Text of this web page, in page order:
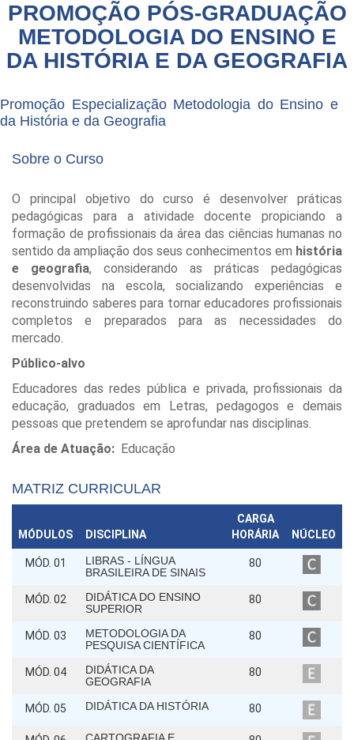
PROMOÇÃO PÓS-GRADUAÇÃO
METODOLOGIA DO ENSINO E
DA HISTÓRIA E DA GEOGRAFIA
Promoção Especialização Metodologia do Ensino e
da História e da Geografia
Sobre o Curso
O principal objetivo do curso é desenvolver práticas
pedagógicas para a atividade docente propiciando a
formação de profissionais da área das ciências humanas no
sentido da ampliação dos seus conhecimentos em história
e geografia, considerando as práticas pedagógicas
desenvolvidas na escola, socializando experiências e
reconstruindo saberes para tornar educadores profissionais
completos e preparados para as necessidades do
mercado.
Público-alvo
Educadores das redes pública e privada, profissionais da
educação, graduados em Letras, pedagogos e demais
pessoas que pretendem se aprofundar nas disciplinas.
Área de Atuação: Educação
MATRIZ CURRICULAR
MÓDULOS DISCIPLINA
CARGA
HORÁRIA
NÚCLEO
MÓD. 01
LIBRAS - LÍNGUA
BRASILEIRA DE SINAIS
80
MÓD. 02
DIDÁTICA DO ENSINO
SUPERIOR
80
MÓD. 03
METODOLOGIA DA
PESQUISA CIENTÍFICA
80
MÓD. 04
DIDÁTICA DA
GEOGRAFIA
80
MÓD. 05 DIDÁTICA DA HISTÓRIA 80